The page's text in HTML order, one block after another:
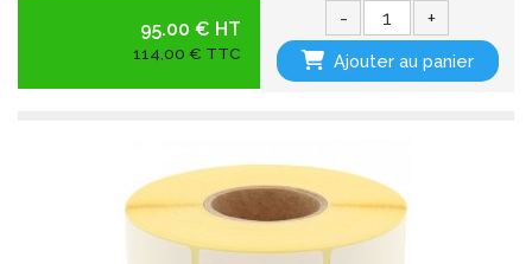
95.00 € HT
114,00 € TTC
- +
Ajouter au panier